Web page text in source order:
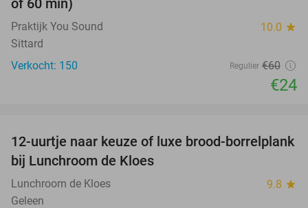
Praktijk You Sound 10.0 star
Sittard
Verkocht: 150
Regulier €60
€24
21%
12-uurtje naar keuze of luxe brood-borrelplank
bij Lunchroom de Kloes
Lunchroom de Kloes 9.8 star
Geleen